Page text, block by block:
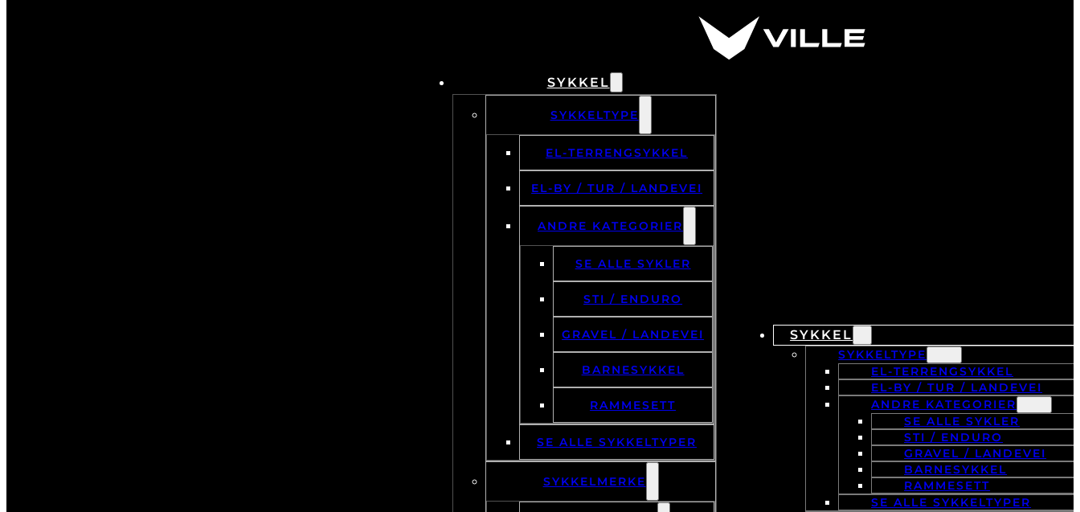
SYKKEL
SYKKELTYPE
EL-TERRENGSYKKEL
EL-BY / TUR / LANDEVEI
ANDRE KATEGORIER
SE ALLE SYKLER
STI / ENDURO
GRAVEL / LANDEVEI
BARNESYKKEL
RAMMESETT
SE ALLE SYKKELTYPER
SYKKELMERKE
SYKKEL
SYKKELTYPE
EL-TERRENGSYKKEL
EL-BY / TUR / LANDEVEI
ANDRE KATEGORIER
SE ALLE SYKLER
STI / ENDURO
GRAVEL / LANDEVEI
BARNESYKKEL
RAMMESETT
SE ALLE SYKKELTYPER